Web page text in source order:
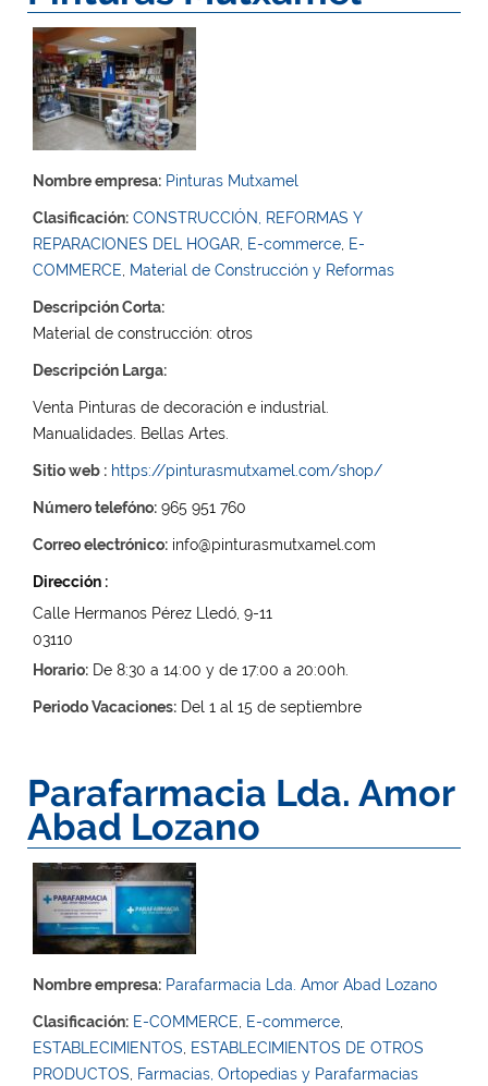
Nombre empresa: Pinturas Mutxamel
Clasificación: CONSTRUCCIÓN, REFORMAS Y
REPARACIONES DEL HOGAR E-commerce E-
COMMERCE Material de Construcción y Reformas
Descripción Corta:
Material de construcción: otros
Descripción Larga:
Venta Pinturas de decoración e industrial.
Manualidades. Bellas Artes.
Sitio web : https://pinturasmutxamel.com/shop/
Número telefóno: 965 951 760
Correo electrónico: info@pinturasmutxamel.com
Dirección :
Calle Hermanos Pérez Lledó, 9-11
03110
Horario: De 8:30 a 14:00 y de 17:00 a 20:00h.
Periodo Vacaciones: Del 1 al 15 de septiembre
Parafarmacia Lda. Amor
Abad Lozano
Nombre empresa: Parafarmacia Lda. Amor Abad Lozano
Clasificación: E-COMMERCE E-commerce
ESTABLECIMIENTOS
ESTABLECIMIENTOS DE OTROS
PRODUCTOS
Farmacias, Ortopedias y Parafarmacias